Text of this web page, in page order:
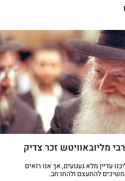
מליובאוויטש זכר צדיק
ליבנו עדיין מלא געגועים, אך אנו רואים
להתעצם ולהתרחב.